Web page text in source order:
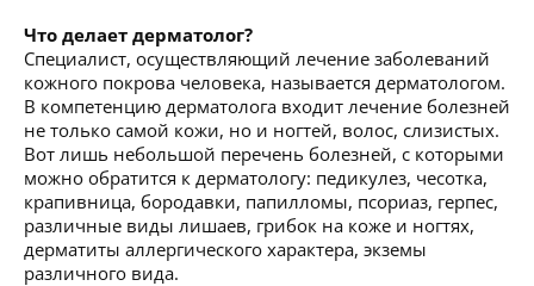
Что делает дерматолог?
Специалист, осуществляющий лечение заболеваний
кожного покрова человека, называется дерматологом.
В компетенцию дерматолога входит лечение болезней
не только самой кожи, но и ногтей, волос, слизистых.
Вот лишь небольшой перечень болезней, с которыми
можно обратится к дерматологу: педикулез, чесотка,
крапивница, бородавки, папилломы, псориаз, герпес,
различные виды лишаев, грибок на коже и ногтях,
дерматиты аллергического характера, экземы
различного вида.